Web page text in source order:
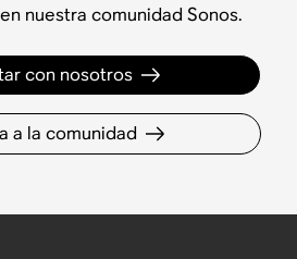
nuestra comunidad Sonos.
con nosotros
a la comunidad